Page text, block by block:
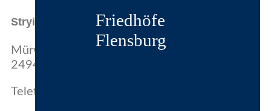
Friedhöfe
Flensburg
Stryi Bestattungen
Mürwiker Straße 132
24943 Flensburg
Telefon: